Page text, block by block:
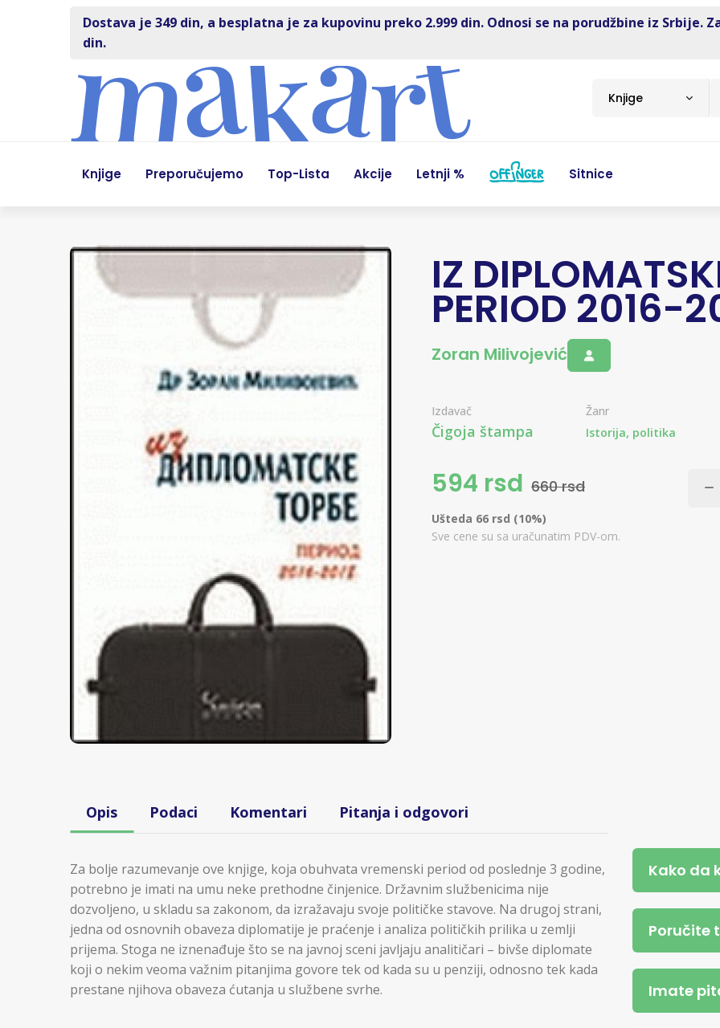
Dostava je 349 din, a besplatna je za kupovinu preko 2.999 din. Odnosi se na porudžbine iz Srbije.
din.
Knjige
Knjige Preporučujemo Top-Lista Akcije Letnji % Sitnice
IZ
PERIOD 2016-
Zoran Milivojević
Izdavač
Čigoja štampa
Žanr
Istorija, politika
594 rsd 660 rsd
Ušteda 66 rsd (10%)
Sve cene su sa uračunatim PDV-om.
Opis Podaci Komentari Pitanja i odgovori
Za bolje razumevanje ove knjige, koja obuhvata vremenski period od poslednje 3 godine,
potrebno je imati na umu neke prethodne činjenice. Državnim službenicima nije
dozvoljeno, u skladu sa zakonom, da izražavaju svoje političke stavove. Na drugoj strani,
jedna od osnovnih obaveza diplomatije je praćenje i analiza političkih prilika u zemlji
prijema. Stoga ne iznenađuje što se na javnoj sceni javljaju analitičari – bivše diplomate
koji o nekim veoma važnim pitanjima govore tek od kada su u penziji, odnosno tek kada
prestane njihova obaveza ćutanja u službene svrhe.
Kako da
Poručite
Imate